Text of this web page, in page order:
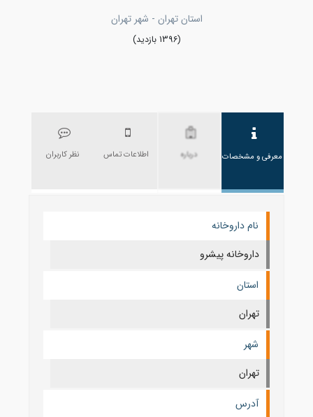
استان تهران - شهر تهران
(1396 بازدید)
معرفی و مشخصات درباره اطلاعات تماس نظر کاربران
نام داروخانه
داروخانه پیشرو
استان
تهران
شهر
تهران
آدرس